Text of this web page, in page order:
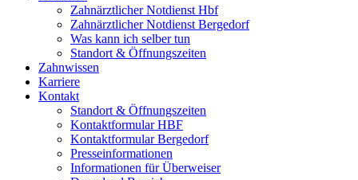
Zahnärztlicher Notdienst Hbf
Zahnärztlicher Notdienst Bergedorf
Was kann ich selber tun
Standort & Öffnungszeiten
Zahnwissen
Karriere
Kontakt
Standort & Öffnungszeiten
Kontaktformular HBF
Kontaktformular Bergedorf
Presseinformationen
Informationen für Überweiser